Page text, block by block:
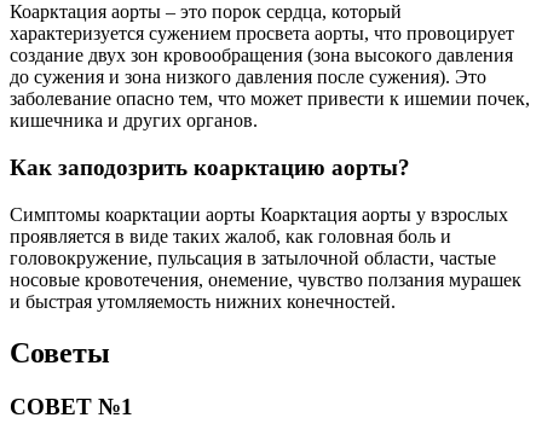
Коарктация аорты – это порок сердца, который
характеризуется сужением просвета аорты, что провоцирует
создание двух зон кровообращения (зона высокого давления
до сужения и зона низкого давления после сужения). Это
заболевание опасно тем, что может привести к ишемии почек,
кишечника и других органов.
Как заподозрить коарктацию аорты?
Симптомы коарктации аорты Коарктация аорты у взрослых
проявляется в виде таких жалоб, как головная боль и
головокружение, пульсация в затылочной области, частые
носовые кровотечения, онемение, чувство ползания мурашек
и быстрая утомляемость нижних конечностей.
Советы
СОВЕТ №1